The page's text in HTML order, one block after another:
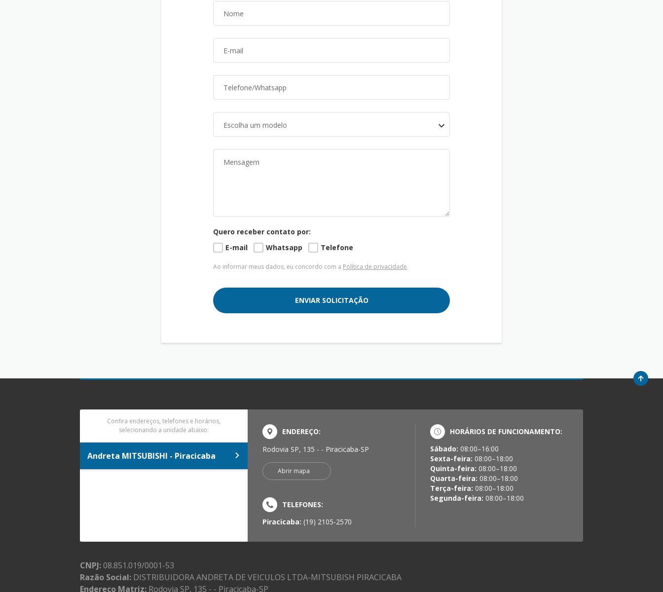
Escolha um modelo
Quero receber contato por:
E-mail
Whatsapp Telefone
Ao informar meus dados, eu concordo com a Política de privacidade.
ENVIAR SOLICITAÇÃO
Confira endereços, telefones e horários,
selecionando a unidade abaixo:
Andreta MITSUBISHI - Piracicaba
ENDEREÇO:
Rodovia SP, 135 - - Piracicaba-SP
Abrir mapa
TELEFONES:
Piracicaba: (19) 2105-2570
HORÁRIOS DE FUNCIONAMENTO:
Sábado: 08:00–16:00
Sexta-feira: 08:00–18:00
Quinta-feira: 08:00–18:00
Quarta-feira: 08:00–18:00
Terça-feira: 08:00–18:00
Segunda-feira: 08:00–18:00
CNPJ:08.851.019/0001-53
Razão Social: DISTRIBUIDORA ANDRETA DE VEICULOS LTDA-MITSUBISH PIRACICABA
Endereço Matriz: Rodovia SP, 135 - - Piracicaba-SP